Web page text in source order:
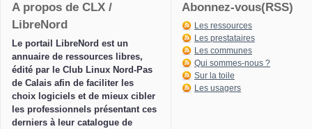
A propos de CLX /
LibreNord
Le portail LibreNord est un
annuaire de ressources libres,
édité par le Club Linux Nord-Pas
de Calais afin de faciliter les
choix logiciels et de mieux cibler
les professionnels présentant ces
derniers à leur catalogue de
Abonnez-vous(RSS)
Les ressources
Les prestataires
Les communes
Qui sommes-nous ?
Sur la toile
Les usagers